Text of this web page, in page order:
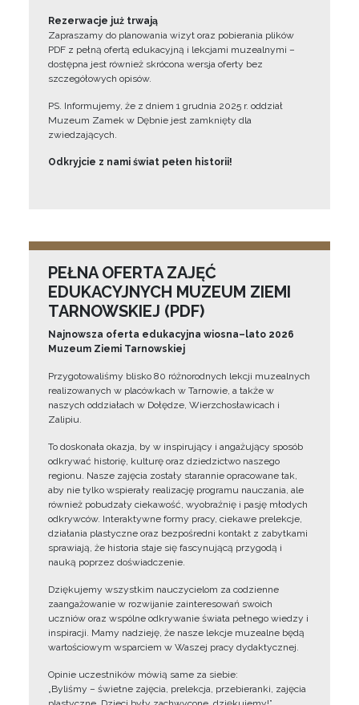
Rezerwacje już trwają
Zapraszamy do planowania wizyt oraz pobierania plików
PDF z pełną ofertą edukacyjną i lekcjami muzealnymi –
dostępna jest również skrócona wersja oferty bez
szczegółowych opisów.
PS. Informujemy, że z dniem 1 grudnia 2025 r. oddział
Muzeum Zamek w Dębnie jest zamknięty dla
zwiedzających.
Odkryjcie z nami świat pełen historii!
PEŁNA OFERTA ZAJĘĆ
EDUKACYJNYCH MUZEUM ZIEMI
TARNOWSKIEJ (PDF)
Najnowsza oferta edukacyjna wiosna–lato 2026
Muzeum Ziemi Tarnowskiej
Przygotowaliśmy blisko 80 różnorodnych lekcji muzealnych
realizowanych w placówkach w Tarnowie, a także w
naszych oddziałach w Dołędze, Wierzchosławicach i
Zalipiu.
To doskonała okazja, by w inspirujący i angażujący sposób
odkrywać historię, kulturę oraz dziedzictwo naszego
regionu. Nasze zajęcia zostały starannie opracowane tak,
aby nie tylko wspierały realizację programu nauczania, ale
również pobudzały ciekawość, wyobraźnię i pasję młodych
odkrywców. Interaktywne formy pracy, ciekawe prelekcje,
działania plastyczne oraz bezpośredni kontakt z zabytkami
sprawiają, że historia staje się fascynującą przygodą i
nauką poprzez doświadczenie.
Dziękujemy wszystkim nauczycielom za codzienne
zaangażowanie w rozwijanie zainteresowań swoich
uczniów oraz wspólne odkrywanie świata pełnego wiedzy i
inspiracji. Mamy nadzieję, że nasze lekcje muzealne będą
wartościowym wsparciem w Waszej pracy dydaktycznej.
Opinie uczestników mówią same za siebie:
„Byliśmy – świetne zajęcia, prelekcja, przebieranki, zajęcia